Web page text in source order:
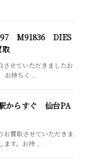
M91836 DIES
させていただきましたお
お持ちく ...
からすぐ 仙台PA
お買取させていただきま
ます。お持 ...